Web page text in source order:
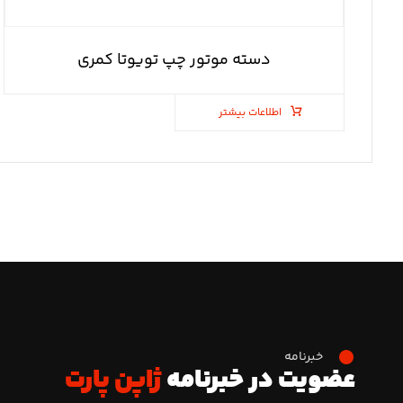
دسته موتور چپ تویوتا کمری
اطلاعات بیشتر
خبرنامه
عضویت در خبرنامهژاپن پارت